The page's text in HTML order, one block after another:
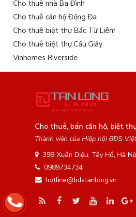
Cho thuê nhà Ba Đình
Cho thuê căn hộ Đống Đa
Cho thuê biệt thự Bắc Từ Liêm
Cho thuê biệt thự Cầu Giấy
Vinhomes Riverside
Cho thuê, bán căn hộ, biệt
Thành viên của Hiệp hội BĐS
39B Xuân Diệu, Tây Hồ, Hà
0989734734
hotline@bdstanlong.vn